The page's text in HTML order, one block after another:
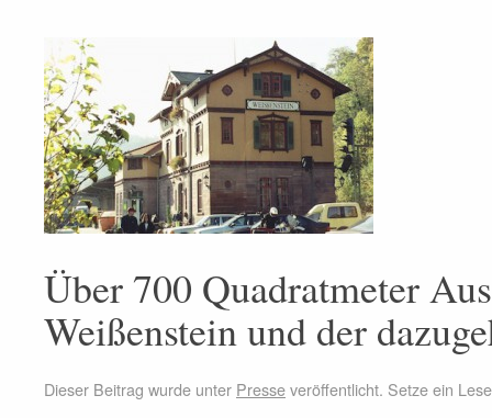
Über 700 Quadratmeter
Weißenstein und der
Dieser Beitrag wurde unter Presseveröffentlicht. Setze ein